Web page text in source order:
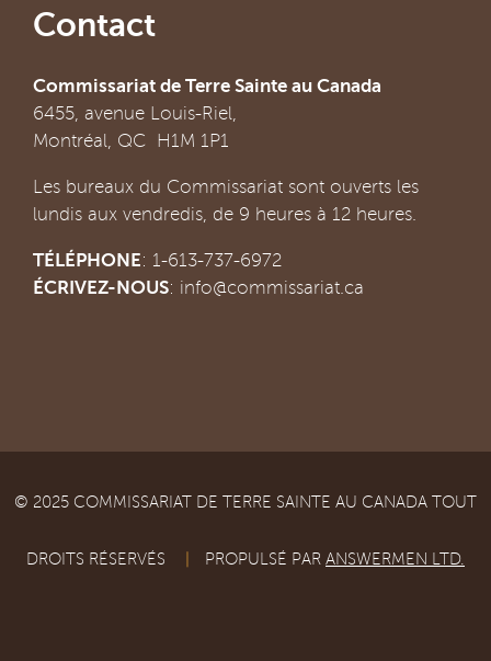
Contact
Commissariat de Terre Sainte au Canada
6455, avenue Louis-Riel,
Montréal, QC H1M 1P1
Les bureaux du Commissariat sont ouverts les
lundis aux vendredis, de 9 heures à 12 heures.
TÉLÉPHONE: 1-613-737-6972
ÉCRIVEZ-NOUS: info@commissariat.ca
© 2025 COMMISSARIAT DE TERRE SAINTE AU CANADA TOUT
DROITS RÉSERVÉS PROPULSÉ PAR ANSWERMEN LTD.